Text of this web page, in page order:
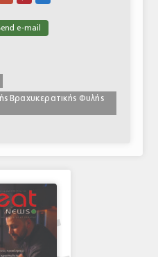
e-mail
Βραχυκερατικής Φυλής